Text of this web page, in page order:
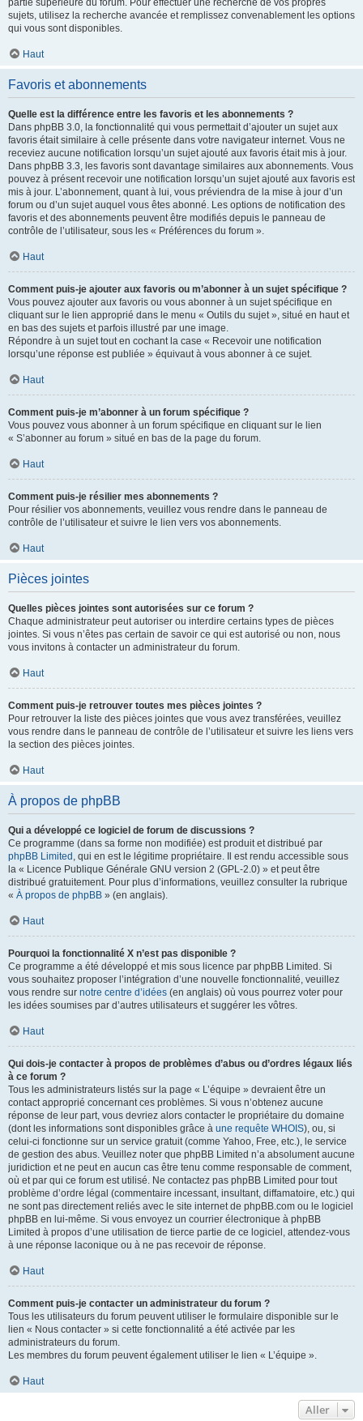
partie supérieure du forum. Pour effectuer une recherche de vos propres
sujets, utilisez la recherche avancée et remplissez convenablement les options
qui vous sont disponibles.
Haut
Favoris et abonnements
Quelle est la différence entre les favoris et les abonnements ?
Dans phpBB 3.0, la fonctionnalité qui vous permettait d’ajouter un sujet aux
favoris était similaire à celle présente dans votre navigateur internet. Vous ne
receviez aucune notification lorsqu’un sujet ajouté aux favoris était mis à jour.
Dans phpBB 3.3, les favoris sont davantage similaires aux abonnements. Vous
pouvez à présent recevoir une notification lorsqu’un sujet ajouté aux favoris est
mis à jour. L’abonnement, quant à lui, vous préviendra de la mise à jour d’un
forum ou d’un sujet auquel vous êtes abonné. Les options de notification des
favoris et des abonnements peuvent être modifiés depuis le panneau de
contrôle de l’utilisateur, sous les « Préférences du forum ».
Haut
Comment puis-je ajouter aux favoris ou m’abonner à un sujet spécifique ?
Vous pouvez ajouter aux favoris ou vous abonner à un sujet spécifique en
cliquant sur le lien approprié dans le menu « Outils du sujet », situé en haut et
en bas des sujets et parfois illustré par une image.
Répondre à un sujet tout en cochant la case « Recevoir une notification
lorsqu’une réponse est publiée » équivaut à vous abonner à ce sujet.
Haut
Comment puis-je m’abonner à un forum spécifique ?
Vous pouvez vous abonner à un forum spécifique en cliquant sur le lien
« S’abonner au forum » situé en bas de la page du forum.
Haut
Comment puis-je résilier mes abonnements ?
Pour résilier vos abonnements, veuillez vous rendre dans le panneau de
contrôle de l’utilisateur et suivre le lien vers vos abonnements.
Haut
Pièces jointes
Quelles pièces jointes sont autorisées sur ce forum ?
Chaque administrateur peut autoriser ou interdire certains types de pièces
jointes. Si vous n’êtes pas certain de savoir ce qui est autorisé ou non, nous
vous invitons à contacter un administrateur du forum.
Haut
Comment puis-je retrouver toutes mes pièces jointes ?
Pour retrouver la liste des pièces jointes que vous avez transférées, veuillez
vous rendre dans le panneau de contrôle de l’utilisateur et suivre les liens vers
la section des pièces jointes.
Haut
À propos de phpBB
Qui a développé ce logiciel de forum de discussions ?
Ce programme (dans sa forme non modifiée) est produit et distribué par
phpBB Limited , qui en est le légitime propriétaire. Il est rendu accessible sous
la « Licence Publique Générale GNU version 2 (GPL-2.0) » et peut être
distribué gratuitement. Pour plus d’informations, veuillez consulter la rubrique
« À propos de phpBB » (en anglais).
Haut
Pourquoi la fonctionnalité X n’est pas disponible ?
Ce programme a été développé et mis sous licence par phpBB Limited. Si
vous souhaitez proposer l’intégration d’une nouvelle fonctionnalité, veuillez
vous rendre sur notre centre d’idées (en anglais) où vous pourrez voter pour
les idées soumises par d’autres utilisateurs et suggérer les vôtres.
Haut
Qui dois-je contacter à propos de problèmes d’abus ou d’ordres légaux liés
à ce forum ?
Tous les administrateurs listés sur la page « L’équipe » devraient être un
contact approprié concernant ces problèmes. Si vous n’obtenez aucune
réponse de leur part, vous devriez alors contacter le propriétaire du domaine
(dont les informations sont disponibles grâce à une requête WHOIS), ou, si
celui-ci fonctionne sur un service gratuit (comme Yahoo, Free, etc.), le service
de gestion des abus. Veuillez noter que phpBB Limited n’a absolument aucune
juridiction et ne peut en aucun cas être tenu comme responsable de comment,
où et par qui ce forum est utilisé. Ne contactez pas phpBB Limited pour tout
problème d’ordre légal (commentaire incessant, insultant, diffamatoire, etc.) qui
ne sont pas directement reliés avec le site internet de phpBB.com ou le logiciel
phpBB en lui-même. Si vous envoyez un courrier électronique à phpBB
Limited à propos d’une utilisation de tierce partie de ce logiciel, attendez-vous
à une réponse laconique ou à ne pas recevoir de réponse.
Haut
Comment puis-je contacter un administrateur du forum ?
Tous les utilisateurs du forum peuvent utiliser le formulaire disponible sur le
lien « Nous contacter » si cette fonctionnalité a été activée par les
administrateurs du forum.
Les membres du forum peuvent également utiliser le lien « L’équipe ».
Haut
Aller